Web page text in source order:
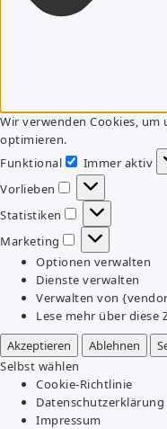
Wir verwenden Cookies, um
optimieren.
Funktional
Funktional
Immer aktiv
Vorlieben
Vorlieben
Statistiken
Statistiken
Marketing
Marketing
Optionen verwalten
Dienste verwalten
Verwalten von
Lese mehr über diese
Akzeptieren
Ablehnen
Selbst wählen
Cookie-Richtlinie
Datenschutzerklärung
Impressum